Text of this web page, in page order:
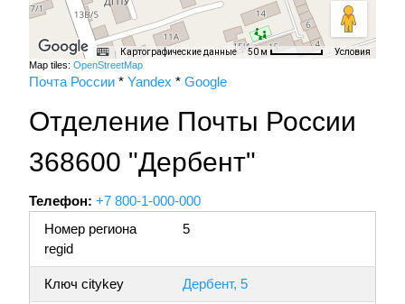
Картографические данные 50 м Условия
Map tiles: OpenStreetMap
Почта России * Yandex * Google
Отделение Почты России
368600 "Дербент"
Телефон: +7 800-1-000-000
Номер региона
regid
5
Ключ citykey Дербент, 5